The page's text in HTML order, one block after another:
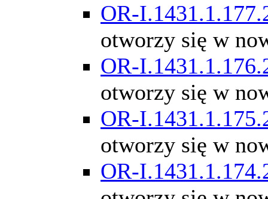
OR-
otworzy się w
OR-
otworzy się w
OR-
otworzy się w
OR-